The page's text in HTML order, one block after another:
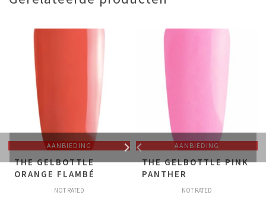
AANBIEDING
THE GELBOTTLE
ORANGE FLAMBÉ
NOT RATED
AANBIEDING
THE GELBOTTLE PINK
PANTHER
NOT RATED